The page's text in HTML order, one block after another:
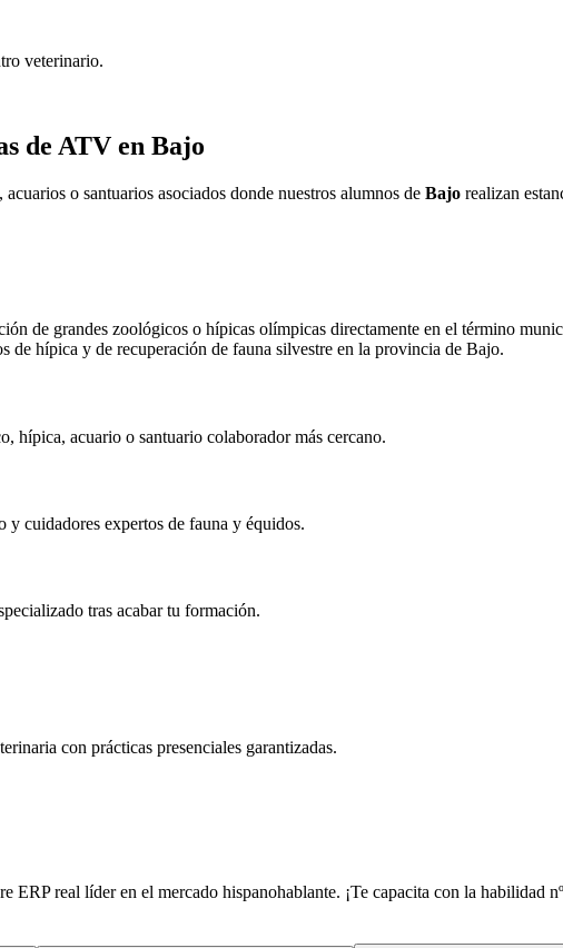
veterinario.
de ATV en Bajo
o santuarios asociados donde nuestros alumnos de Bajo realizan
de grandes zoológicos o hípicas olímpicas directamente en el término
de hípica y de recuperación de fauna silvestre en la provincia de Bajo.
hípica, acuario o santuario colaborador más cercano.
cuidadores expertos de fauna y équidos.
tras acabar tu formación.
con prácticas presenciales garantizadas.
ERP real líder en el mercado hispanohablante. ¡Te capacita con la habilidad